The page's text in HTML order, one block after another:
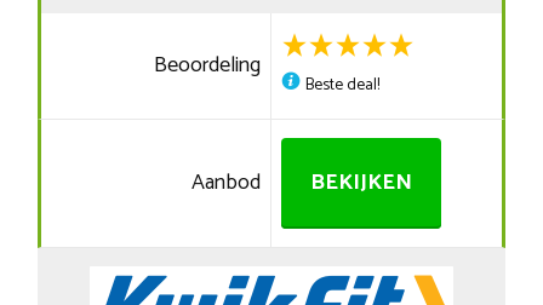
Beoordeling
Beste deal!
Aanbod BEKIJKEN